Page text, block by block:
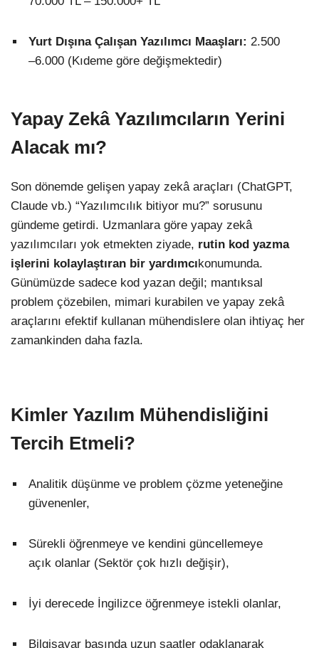
Yurt Dışına Çalışan Yazılımcı Maaşları: 2.500
–6.000 (Kıdeme göre değişmektedir)
Yapay Zekâ Yazılımcıların Yerini
Alacak mı?
Son dönemde gelişen yapay zekâ araçları (ChatGPT,
Claude vb.) “Yazılımcılık bitiyor mu?” sorusunu
gündeme getirdi. Uzmanlara göre yapay zekâ
yazılımcıları yok etmekten ziyade, rutin kod yazma
işlerini kolaylaştıran bir yardımcıkonumunda.
Günümüzde sadece kod yazan değil; mantıksal
problem çözebilen, mimari kurabilen ve yapay zekâ
araçlarını efektif kullanan mühendislere olan ihtiyaç her
zamankinden daha fazla.
Kimler Yazılım Mühendisliğini
Tercih Etmeli?
Analitik düşünme ve problem çözme yeteneğine
güvenenler,
Sürekli öğrenmeye ve kendini güncellemeye
açık olanlar (Sektör çok hızlı değişir),
İyi derecede İngilizce öğrenmeye istekli olanlar,
Bilgisayar başında uzun saatler odaklanarak